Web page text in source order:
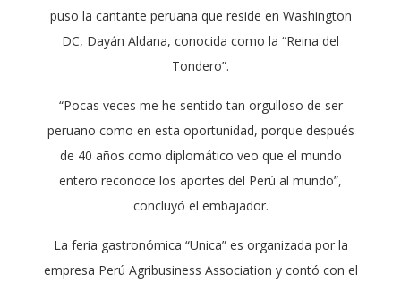
puso la cantante peruana que reside en Washington
DC, Dayán Aldana, conocida como la “Reina del
Tondero”.
“Pocas veces me he sentido tan orgulloso de ser
peruano como en esta oportunidad, porque después
de 40 años como diplomático veo que el mundo
entero reconoce los aportes del Perú al mundo”,
concluyó el embajador.
La feria gastronómica “Unica” es organizada por la
empresa Perú Agribusiness Association y contó con el